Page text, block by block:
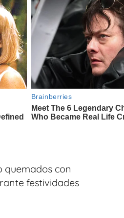
quemados con
festividades